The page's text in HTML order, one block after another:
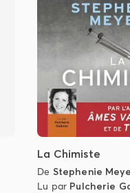
La Chimiste
De Stephenie
Lu par Pulcherie